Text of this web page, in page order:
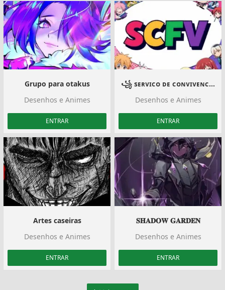
Grupo para otakus
Desenhos e Animes
ENTRAR
꧁ sᴇʀᴠɪᴄᴏ ᴅᴇ ᴄᴏɴᴠɪᴠᴇɴᴄɪᴀ ᴇ ғᴏʀᴛᴀʟᴇᴄɪᴍᴇɴᴛᴏ ᴅᴇ ᴠɪɴᴄᴜʟᴏs
Desenhos e Animes
ENTRAR
Artes caseiras
Desenhos e Animes
ENTRAR
𝐒𝐇𝐀𝐃𝐎𝐖 𝐆𝐀𝐑𝐃𝐄𝐍
Desenhos e Animes
ENTRAR